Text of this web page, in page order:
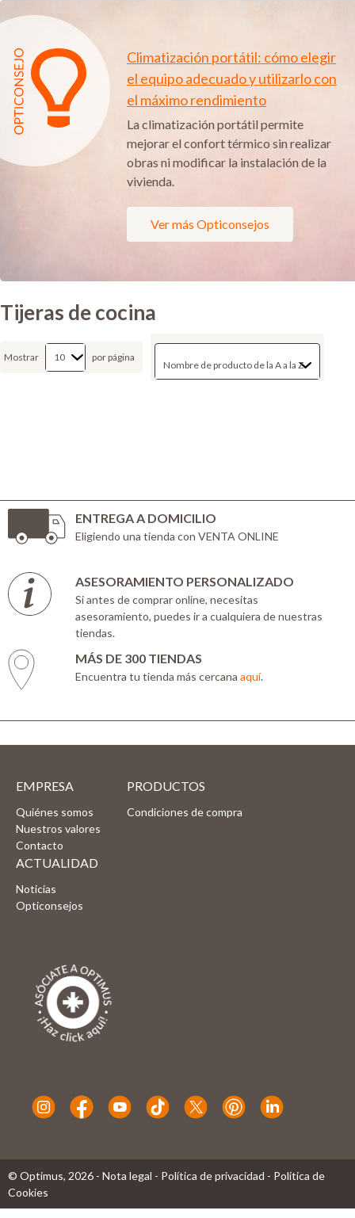
Climatización portátil: cómo elegir
el equipo adecuado y utilizarlo con
el máximo rendimiento
La climatización portátil permite
mejorar el confort térmico sin realizar
obras ni modificar la instalación de la
vivienda.
Ver más Opticonsejos
Tijeras de cocina
Mostrar por página
ENTREGA A DOMICILIO
Eligiendo una tienda con VENTA ONLINE
ASESORAMIENTO PERSONALIZADO
Si antes de comprar online, necesitas
asesoramiento, puedes ir a cualquiera de nuestras
tiendas.
MÁS DE 300 TIENDAS
Encuentra tu tienda más cercana aquí.
EMPRESA
Quiénes somos
Nuestros valores
Contacto
PRODUCTOS
Condiciones de compra
ACTUALIDAD
Noticias
Opticonsejos
© Optimus, 2026 - Nota legal - Política de privacidad - Política de
Cookies